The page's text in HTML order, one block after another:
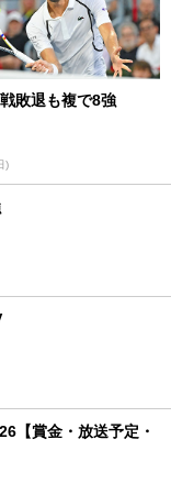
敗退も複で8強
)
【賞金・放送予定・